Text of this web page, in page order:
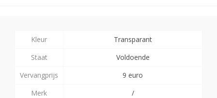
Kleur
Transparant
Staat
Voldoende
Vervangprijs
9 euro
Merk
/